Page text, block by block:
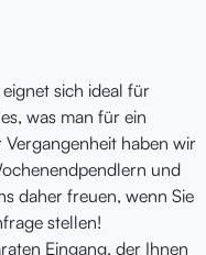
sich ideal für
was man für ein
haben wir
und
daher freuen, wenn Sie
stellen!
Eingang, der Ihnen